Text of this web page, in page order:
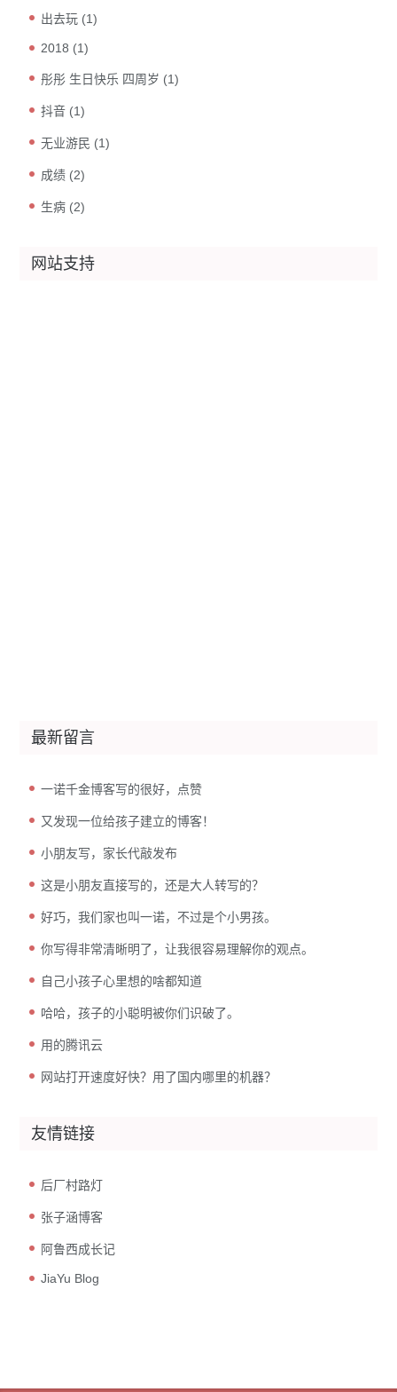
出去玩 (1)
2018 (1)
彤彤 生日快乐 四周岁 (1)
抖音 (1)
无业游民 (1)
成绩 (2)
生病 (2)
网站支持
最新留言
一诺千金博客写的很好，点赞
又发现一位给孩子建立的博客！
小朋友写，家长代敲发布
这是小朋友直接写的，还是大人转写的？
好巧，我们家也叫一诺，不过是个小男孩。
你写得非常清晰明了，让我很容易理解你的观点。
自己小孩子心里想的啥都知道
哈哈，孩子的小聪明被你们识破了。
用的腾讯云
网站打开速度好快？用了国内哪里的机器？
友情链接
后厂村路灯
张子涵博客
阿鲁西成长记
JiaYu Blog